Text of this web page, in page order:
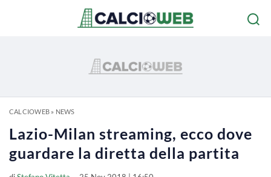
CALCIOWEB» NEWS
Lazio-Milan streaming, ecco dove
guardare la diretta della partita